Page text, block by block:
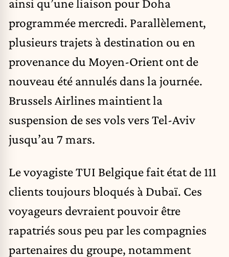
ainsi qu’une liaison pour Doha
programmée mercredi. Parallèlement,
plusieurs trajets à destination ou en
provenance du Moyen-Orient ont de
nouveau été annulés dans la journée.
Brussels Airlines maintient la
suspension de ses vols vers Tel-Aviv
jusqu’au 7 mars.
Le voyagiste TUI Belgique fait état de 111
clients toujours bloqués à Dubaï. Ces
voyageurs devraient pouvoir être
rapatriés sous peu par les compagnies
partenaires du groupe, notamment